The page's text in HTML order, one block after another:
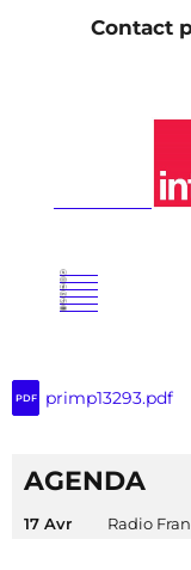
Contact
PDF primp13293.pdf
AGENDA
17 Avr Radio